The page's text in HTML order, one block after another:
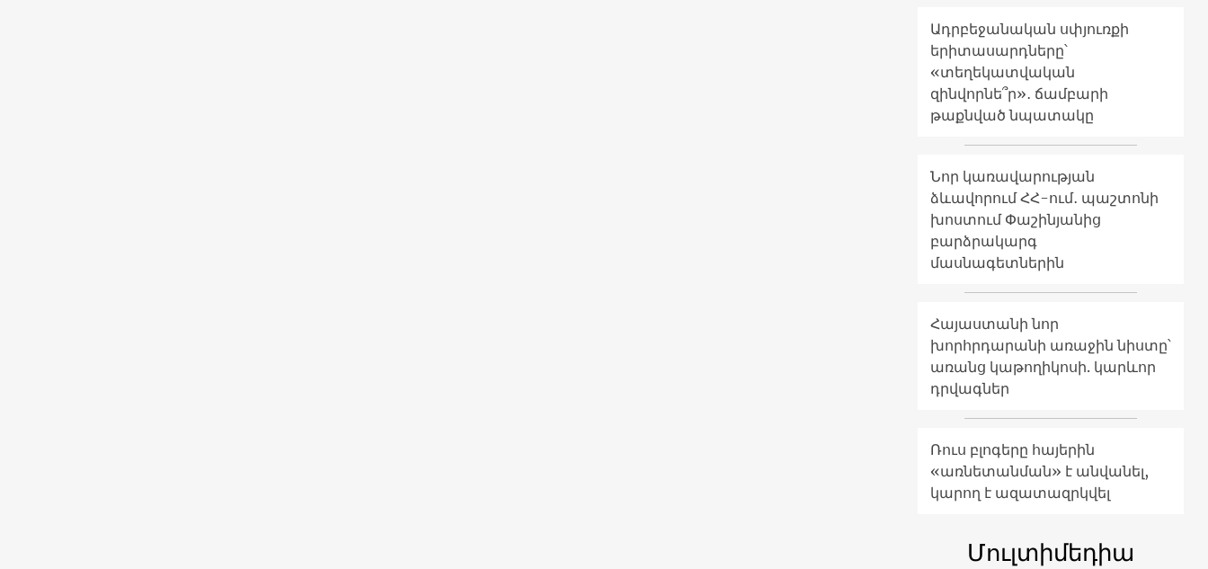
Ադրբեջանական սփյուռքի
երիտասարդները՝
«տեղեկատվական
զինվորնե՞ր»․ ճամբարի
թաքնված նպատակը
Նոր կառավարության
ձևավորում ՀՀ-ում․ պաշտոնի
խոստում Փաշինյանից
բարձրակարգ
մասնագետներին
Հայաստանի նոր
խորհրդարանի առաջին նիստը՝
առանց կաթողիկոսի. կարևոր
դրվագներ
Ռուս բլոգերը հայերին
«առնետանման» է անվանել,
կարող է ազատազրկվել
Մուլտիմեդիա